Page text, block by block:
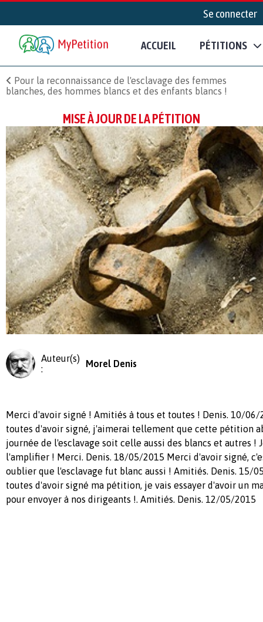
Se connecter
ACCUEIL PÉTITIONS
Pour la reconnaissance de l'esclavage des femmes
blanches, des hommes blancs et des enfants blancs !
MISE À JOUR DE LA PÉTITION
Auteur(s)
:
Morel Denis
Merci d'avoir signé ! Amitiés à tous et toutes ! Denis. 10/
toutes d'avoir signé, j'aimerai tellement que cette pétition
journée de l'esclavage soit celle aussi des blancs et autres !
l'amplifier ! Merci. Denis. 18/05/2015 Merci d'avoir signé,
oublier que l'esclavage fut blanc aussi ! Amitiés. Denis. 15/
toutes d'avoir signé ma pétition, je vais essayer d'avoir un
pour envoyer à nos dirigeants !. Amitiés. Denis. 12/05/2015